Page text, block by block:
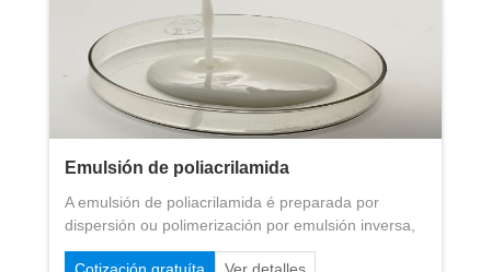
Emulsión de poliacrilamida
A emulsión de poliacrilamida é preparada por
dispersión ou polimerización por emulsión inversa,
que é unha forma de líquido de poliacrilamida